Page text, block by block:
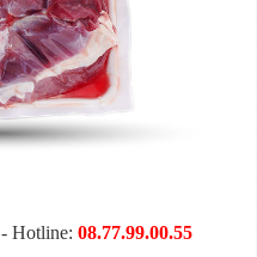
- Hotline: 08.77.99.00.55